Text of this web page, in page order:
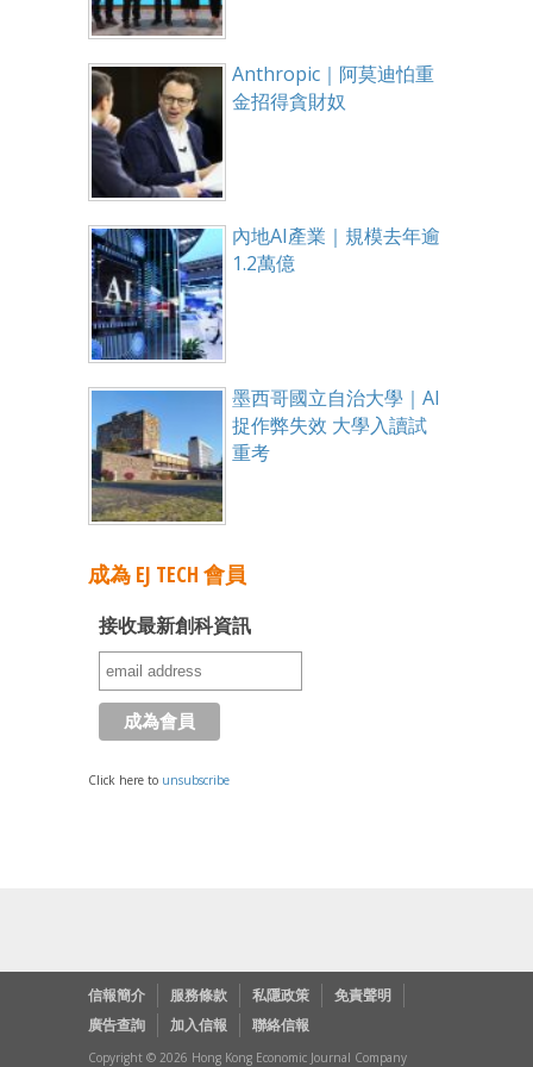
Anthropic｜阿莫迪怕重
金招得貪財奴
內地AI產業｜規模去年逾
1.2萬億
墨西哥國立自治大學｜AI
捉作弊失效 大學入讀試
重考
成為 EJ TECH 會員
接收最新創科資訊
Click here to unsubscribe
信報簡介 服務條款 私隱政策
免責聲明
廣告查詢
加入信報 聯絡信報
Copyright © 2026 Hong Kong Economic Journal Company